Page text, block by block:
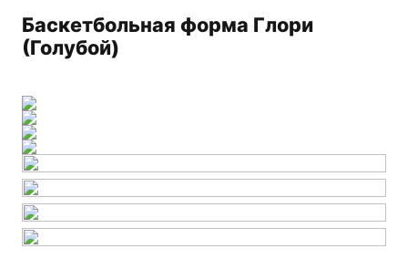
Баскетбольная форма Глори
(Голубой)